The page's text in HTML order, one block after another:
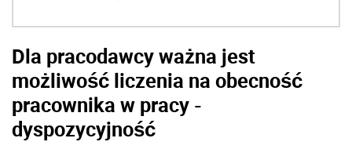
Dla pracodawcy ważna jest
możliwość liczenia na obecność
pracownika w pracy -
dyspozycyjność